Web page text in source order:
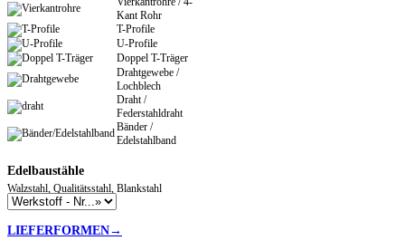
Kant Rohr
T-Profile
U-Profile
Doppel T-Träger
Drahtgewebe /
Lochblech
Draht /
Federstahldraht
Bänder /
Edelstahlband
Edelbaustähle
Walzstahl, Qualitätsstahl, Blankstahl
LIEFERFORMEN→